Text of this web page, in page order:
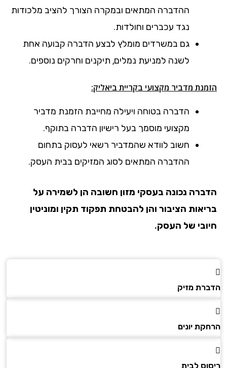
ההדברה המתאים ובמקרה הצורך להציב מלכודות
נגד עכברים וחולדות.
גם במשרדים מומלץ לבצע הדברה קבועה אחת
לשנה למניעת נמלים, תיקנים וחרקים נוספים.
הזמנת מדביר מקצועי בקריית ביאליק:
הדברה בטוחה ויעילה מחייבת הזמנת מדביר
מקצועי מוסמך בעל רישיון הדברה בתוקף.
חשוב לוודא שהמדביר רשאי לעסוק בתחום
ההדברה המתאים לסוג המזיקים בבית העסק.
הדברה נכונה בעסקי מזון חשובה הן לשמירה על
בריאות הציבור והן להבטחת תפקוד תקין ומוניטין
חיובי של העסק.
הדברת מזיק
הרחקת יונים
ריסוס לבית